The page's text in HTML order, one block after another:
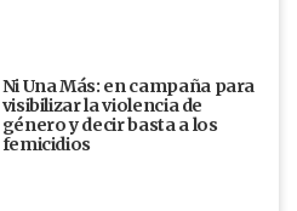
Ni Una Más: en campaña para
visibilizar la violencia de
género y decir basta a los
femicidios